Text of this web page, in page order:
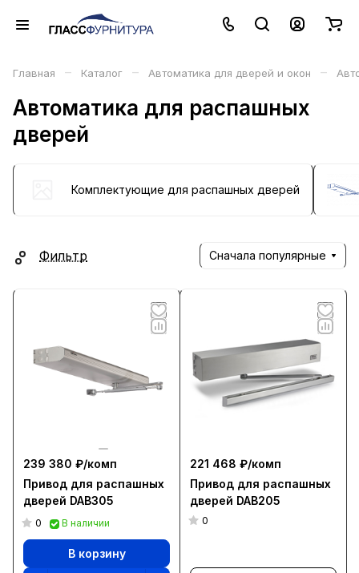
Главная – Каталог – Автоматика для дверей и окон –
Автоматика для распашных
дверей
Комплектующие для распашных дверей
Фильтр Сначала популярные
239 380 ₽/комп
Привод для распашных
дверей DAB305
0 В наличии
В корзину
221 468 ₽/комп
Привод для распашных
дверей DAB205
0